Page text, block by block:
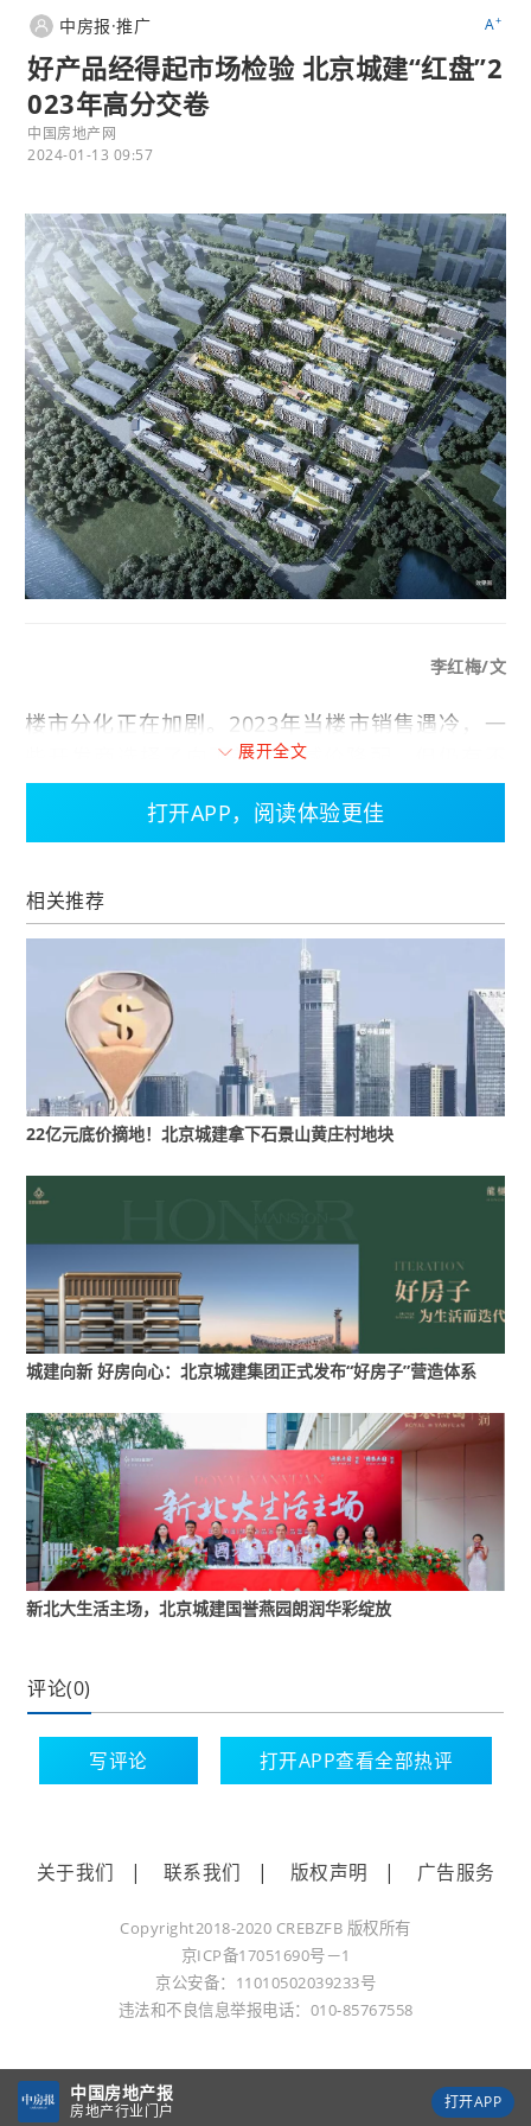
中房报·推广 A+
好产品经得起市场检验 北京城建“红盘”2
023年高分交卷
中国房地产网
2024-01-13 09:57
李红梅/文
楼市分化正在加剧。2023年当楼市销售遇冷，一
些开发商选择了向下兼容、减价降配，但仍有不
少房企选择了难而正确的路，给产品做加法，高
品质不打折扣，当初承诺的配套逐一兑现。
目，给了市场一个超预期的答案。400余天里，收
获近千套的热销佳绩，并在2023年实现了圈层、
园林、社群的兑现与升级，这在低迷的地产市
场，实属不易。
在朋友圈流传的一张红色喜报上，清晰地记录了
国誉燕园的战绩：2023年北京普宅面积冠军、
2023年度北京住宅套数亚军、2023年度昌平套数
&面积双冠。（数据来源：天朗数据库）
总结为“三好十佳”。“三好”即“好产品、好价格、好
发展”；“十佳”包括“精工佳、物业佳、配套佳、通
勤佳、邻居佳、数据佳、设计佳、环境佳、3万
佳、开发商佳”。
“目前部分楼栋已封顶，北京城建斥巨资打造了约2
万平方米临河绿地公园，已逐渐成为网红打卡
地，集露营、社交、休闲、运动于一体，每到周
末或节假日就会吸引很多年轻人来此聚会。”北京
城建·国誉燕园项目相关工作人员说，冬日的临河
绿地公园刚刚焕然一新：园里增加了五颜六色的
冬景包装，看起来“春意盎然”；移步换景，映入眼
“惬意的秋天”。
四开四罄
崖式下降，9月新政仅维持了一周热度。12月，北
京市住建委等5部门联合发布楼市新政，优化普宅
认定标准、降低首付比例、延长商贷年限、降低
房贷利率下限，释放了更加积极信号。
罄。但国誉燕园却创造了例外，首次开盘至今，
四开四罄，业绩屡屡爆表，大势之下实属惊艳。
展开全文
打开APP，阅读体验更佳
相关推荐
22亿元底价摘地！北京城建拿下石景山黄庄村地块
城建向新 好房向心：北京城建集团正式发布“好房子”营造体系
新北大生活主场，北京城建国誉燕园朗润华彩绽放
评论(0)
写评论 打开APP查看全部热评
关于我们 | 联系我们 | 版权声明 | 广告服务
Copyright2018-2020 CREBZFB 版权所有
京ICP备17051690号－1
京公安备：11010502039233号
违法和不良信息举报电话：010-85767558
中国房地产报
房地产行业门户 打开APP